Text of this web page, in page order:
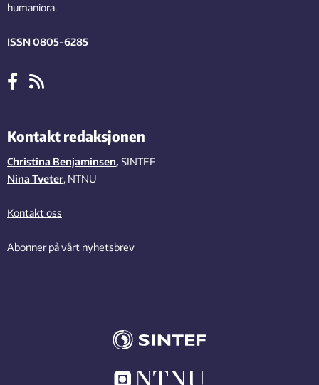
humaniora.
ISSN 0805-6285
Kontakt redaksjonen
Christina Benjaminsen, SINTEF
Nina Tveter, NTNU
Kontakt oss
Abonner på vårt nyhetsbrev